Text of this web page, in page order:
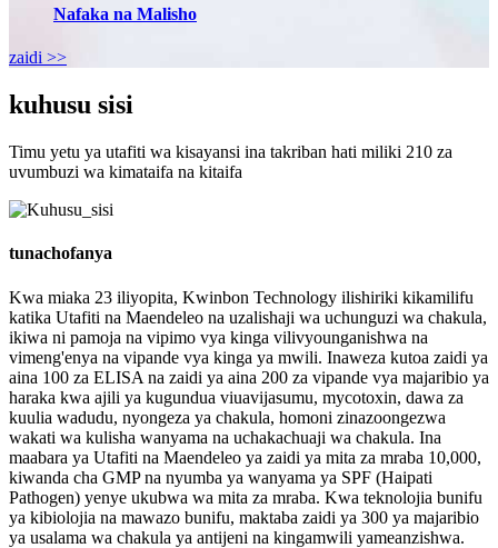
Nafaka na Malisho
zaidi >>
kuhusu sisi
Timu yetu ya utafiti wa kisayansi ina takriban hati miliki 210 za
uvumbuzi wa kimataifa na kitaifa
tunachofanya
Kwa miaka 23 iliyopita, Kwinbon Technology ilishiriki kikamilifu
katika Utafiti na Maendeleo na uzalishaji wa uchunguzi wa chakula,
ikiwa ni pamoja na vipimo vya kinga vilivyounganishwa na
vimeng'enya na vipande vya kinga ya mwili. Inaweza kutoa zaidi ya
aina 100 za ELISA na zaidi ya aina 200 za vipande vya majaribio ya
haraka kwa ajili ya kugundua viuavijasumu, mycotoxin, dawa za
kuulia wadudu, nyongeza ya chakula, homoni zinazoongezwa
wakati wa kulisha wanyama na uchakachuaji wa chakula. Ina
maabara ya Utafiti na Maendeleo ya zaidi ya mita za mraba 10,000,
kiwanda cha GMP na nyumba ya wanyama ya SPF (Haipati
Pathogen) yenye ukubwa wa mita za mraba. Kwa teknolojia bunifu
ya kibiolojia na mawazo bunifu, maktaba zaidi ya 300 ya majaribio
ya usalama wa chakula ya antijeni na kingamwili yameanzishwa.